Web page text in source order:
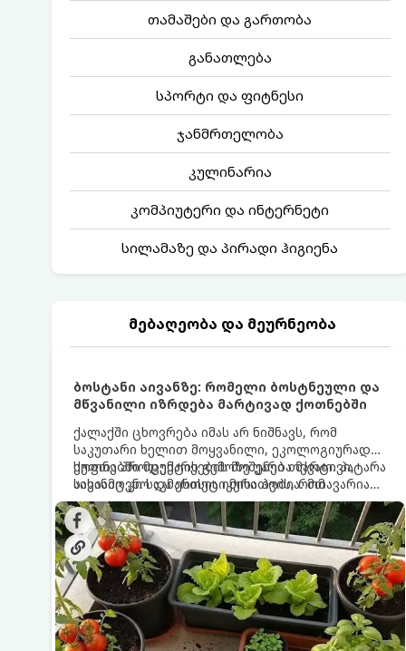
თამაშები და გართობა
განათლება
სპორტი და ფიტნესი
ჯანმრთელობა
კულინარია
კომპიუტერი და ინტერნეტი
სილამაზე და პირადი ჰიგიენა
მებაღეობა და მეურნეობა
ბოსტანი აივანზე: რომელი ბოსტნეული და
მწვანილი იზრდება მარტივად ქოთნებში
ქალაქში ცხოვრება იმას არ ნიშნავს, რომ
საკუთარი ხელით მოყვანილი, ეკოლოგიურად
სუფთა პროდუქტის გემოზე უარი თქვათ. პატარა
აივანიც კი საკმარისია იმისათვის, რომ
მოიწყოთ მინი-ბოსტანი, საიდანაც
ყოველდღიურად ახალ, არომატულ მწვანილსა
და ბოსტნეულს მოკრეფთ.
ქოთნებში მცენარეების მოშენება მარტივი,
სასიამოვნო და ესთეტიკური ჰობია. მთავარია
იცოდეთ, რომელი კულტურები ეგუებიან
ქოთნის პირობებს ყველაზე კარგად და როგორ
მოუაროთ მათ სწორად.